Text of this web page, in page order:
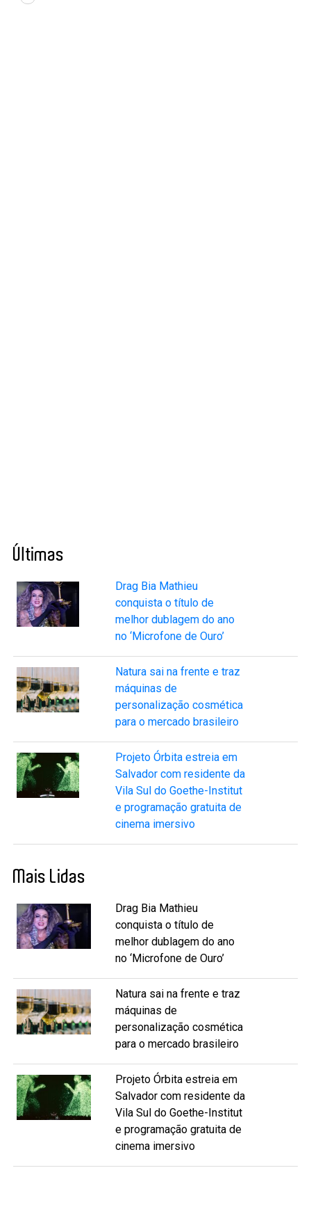
Últimas
Drag Bia Mathieu
conquista o título de
melhor dublagem do ano
no ‘Microfone de Ouro’
Natura sai na frente e traz
máquinas de
personalização cosmética
para o mercado brasileiro
Projeto Órbita estreia em
Salvador com residente da
Vila Sul do Goethe-Institut
e programação gratuita de
cinema imersivo
Mais Lidas
Drag Bia Mathieu
conquista o título de
melhor dublagem do ano
no ‘Microfone de Ouro’
Natura sai na frente e traz
máquinas de
personalização cosmética
para o mercado brasileiro
Projeto Órbita estreia em
Salvador com residente da
Vila Sul do Goethe-Institut
e programação gratuita de
cinema imersivo